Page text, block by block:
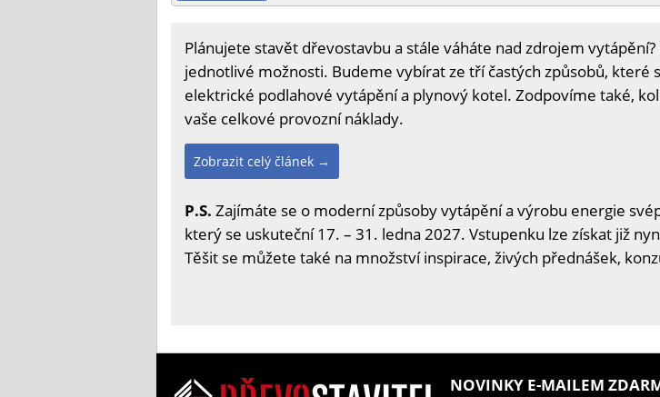
Plánujete stavět dřevostavbu a stále váháte nad zdrojem
jednotlivé možnosti. Budeme vybírat ze tří častých způsobů, které
elektrické podlahové vytápění a plynový kotel. Zodpovíme také,
vaše celkové provozní náklady.
Zobrazit celý článek →
P.S. Zajímáte se o moderní způsoby vytápění a výrobu energie
který se uskuteční 17. – 31. ledna 2027. Vstupenku lze získat již
Těšit se můžete také na množství inspirace, živých přednášek,
NOVINKY E-MAILEM